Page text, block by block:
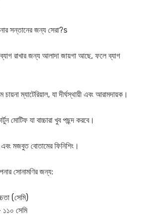
সন্তানের জন্য সেরা?s
রাখার জন্য আলাদা জায়গা আছে, ফলে ব্যাগ
ম্যাটেরিয়াল, যা দীর্ঘস্থায়ী এবং আরামদায়ক।
মোটিফ যা বাচ্চারা খুব পছন্দ করবে।
মজবুত বোতামের ফিনিশিং।
সোনামণির জন্য:
(সেমি)
সেমি